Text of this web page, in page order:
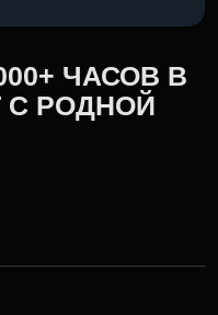
ЧАСОВ В
С РОДНОЙ